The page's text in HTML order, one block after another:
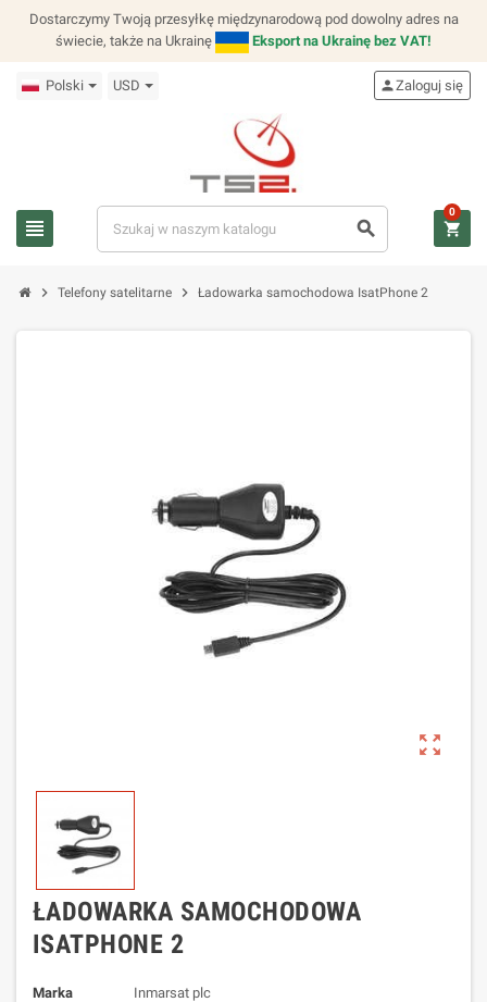
Dostarczymy Twoją przesyłkę międzynarodową pod dowolny adres na
świecie, także na Ukrainę
Eksport na Ukrainę bez VAT!
Polski USD
view_headline search
personZaloguj się
shopping_cart
0
chevron_right Telefony satelitarne chevron_right Ładowarka samochodowa IsatPhone 2
zoom_out_map
ŁADOWARKA SAMOCHODOWA
ISATPHONE 2
Marka
Inmarsat plc